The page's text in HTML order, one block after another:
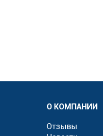
О КОМПАНИИ
Отзывы